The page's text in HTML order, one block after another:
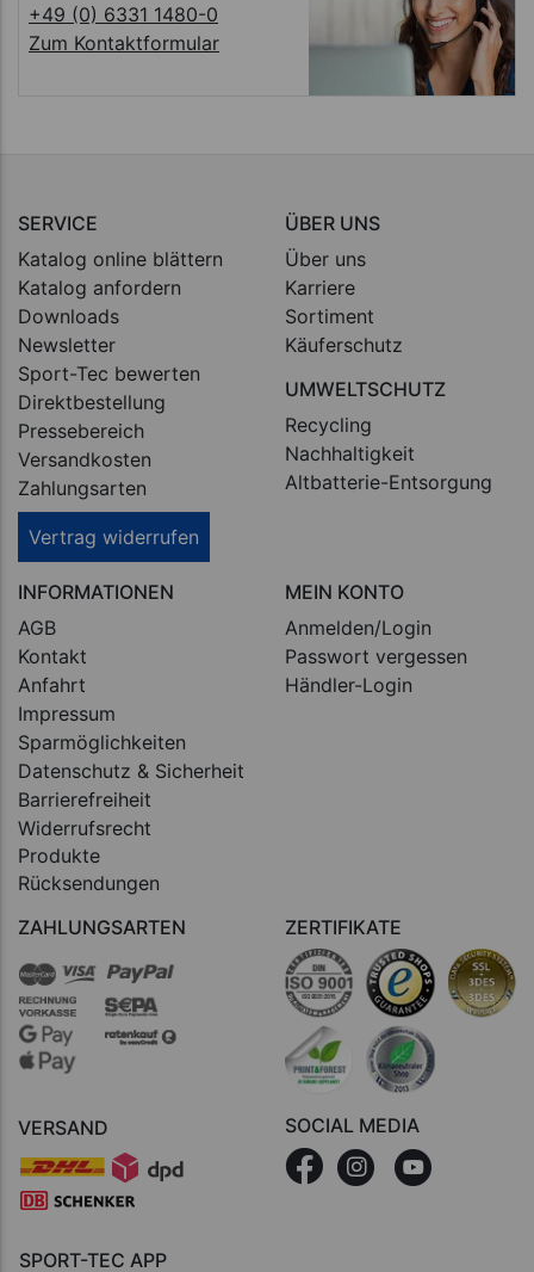
+49 (0) 6331 1480-0
Zum Kontaktformular
SERVICE
Katalog online blättern
Katalog anfordern
Downloads
Newsletter
Sport-Tec bewerten
Direktbestellung
Pressebereich
Versandkosten
Zahlungsarten
Vertrag widerrufen
ÜBER UNS
Über uns
Karriere
Sortiment
Käuferschutz
UMWELTSCHUTZ
Recycling
Nachhaltigkeit
Altbatterie-Entsorgung
INFORMATIONEN
AGB
Kontakt
Anfahrt
Impressum
Sparmöglichkeiten
Datenschutz & Sicherheit
Barrierefreiheit
Widerrufsrecht
Produkte
Rücksendungen
MEIN KONTO
Anmelden/Login
Passwort vergessen
Händler-Login
ZAHLUNGSARTEN
VERSAND
ZERTIFIKATE
SOCIAL MEDIA
SPORT-TEC APP